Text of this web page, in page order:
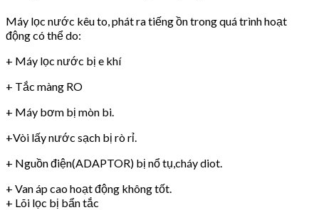
Máy lọc nước kêu to, phát ra tiếng ồn trong quá trình hoạt
động có thể do:
+ Máy lọc nước bị e khí
+ Tắc màng RO
+ Máy bơm bị mòn bi.
+Vòi lấy nước sạch bị rò rỉ.
+ Nguồn điện(ADAPTOR) bị nổ tụ,cháy diot.
+ Van áp cao hoạt động không tốt.
+ Lõi lọc bị bẩn tắc